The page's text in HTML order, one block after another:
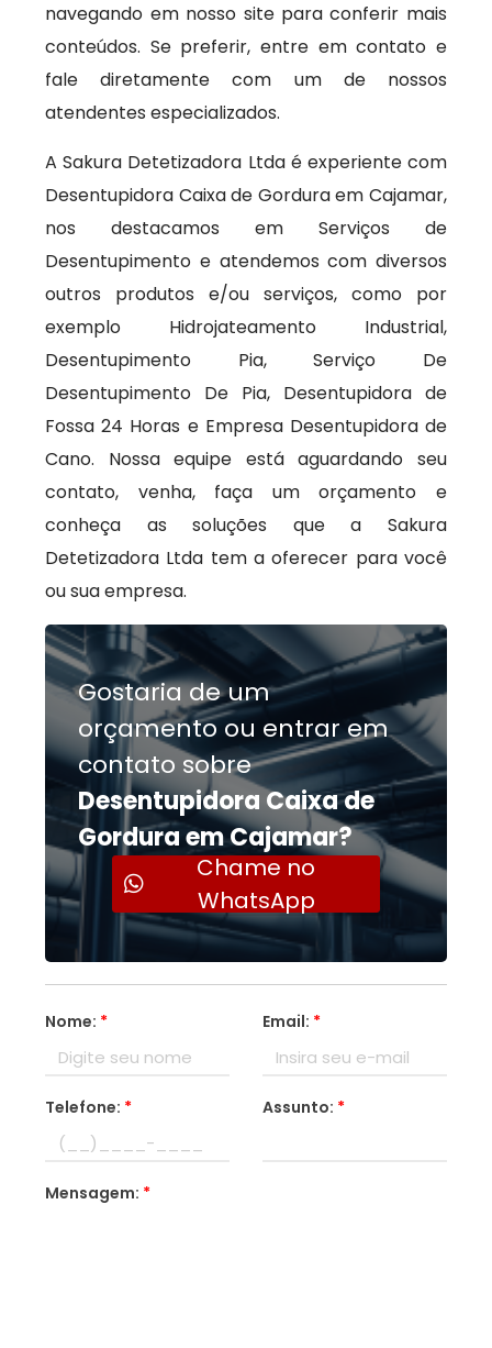
navegando em nosso site para conferir mais
conteúdos. Se preferir, entre em contato e
fale diretamente com um de nossos
atendentes especializados.
A Sakura Detetizadora Ltda é experiente com
Desentupidora Caixa de Gordura em Cajamar,
nos destacamos em Serviços de
Desentupimento e atendemos com diversos
outros produtos e/ou serviços, como por
exemplo Hidrojateamento Industrial,
Desentupimento Pia, Serviço De
Desentupimento De Pia, Desentupidora de
Fossa 24 Horas e Empresa Desentupidora de
Cano. Nossa equipe está aguardando seu
contato, venha, faça um orçamento e
conheça as soluções que a Sakura
Detetizadora Ltda tem a oferecer para você
ou sua empresa.
Gostaria de um
orçamento ou entrar em
contato sobre
Desentupidora Caixa de
Gordura em Cajamar?
Chame no
WhatsApp
Nome: * Email: *
Telefone: * Assunto: *
Mensagem: *